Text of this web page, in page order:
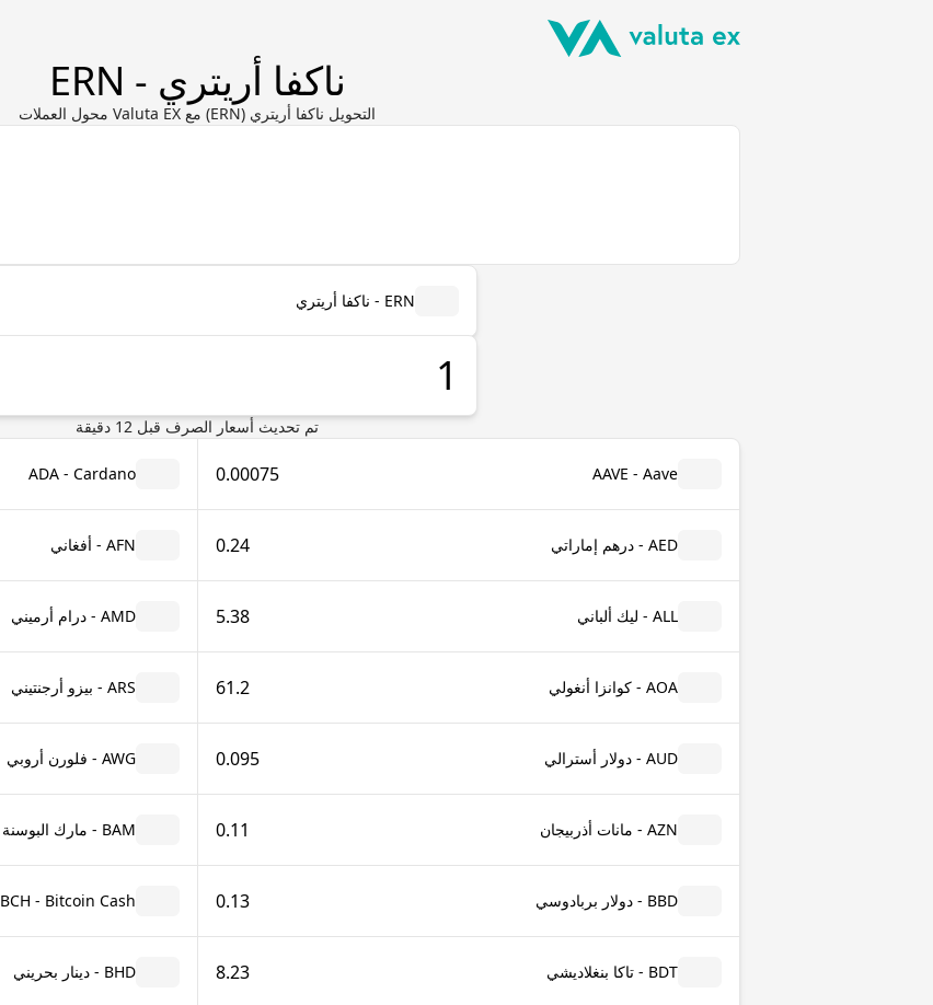
ناكفا أريتري - ERN
التحويل ناكفا أريتري (ERN) مع Valuta EX محول العملات
ERN - ناكفا أريتري
تم تحديث أسعار الصرف قبل 12 دقيقة
AAVE - Aave
0.00075
ADA - Cardano
AED - درهم إماراتي 0.24 AFN - أفغاني
ALL - ليك ألباني 5.38 AMD - درام أرميني
AOA - كوانزا أنغولي 61.2 ARS - بيزو أرجنتيني
AUD - دولار أسترالي 0.095 AWG - فلورن أروبي
AZN - مانات أذربيجان 0.11 BAM - مارك البوسنة والهرسك قابل للتحويل
BBD - دولار بربادوسي 0.13
BCH - Bitcoin Cash
BDT - تاكا بنغلاديشي 8.23 BHD - دينار بحريني